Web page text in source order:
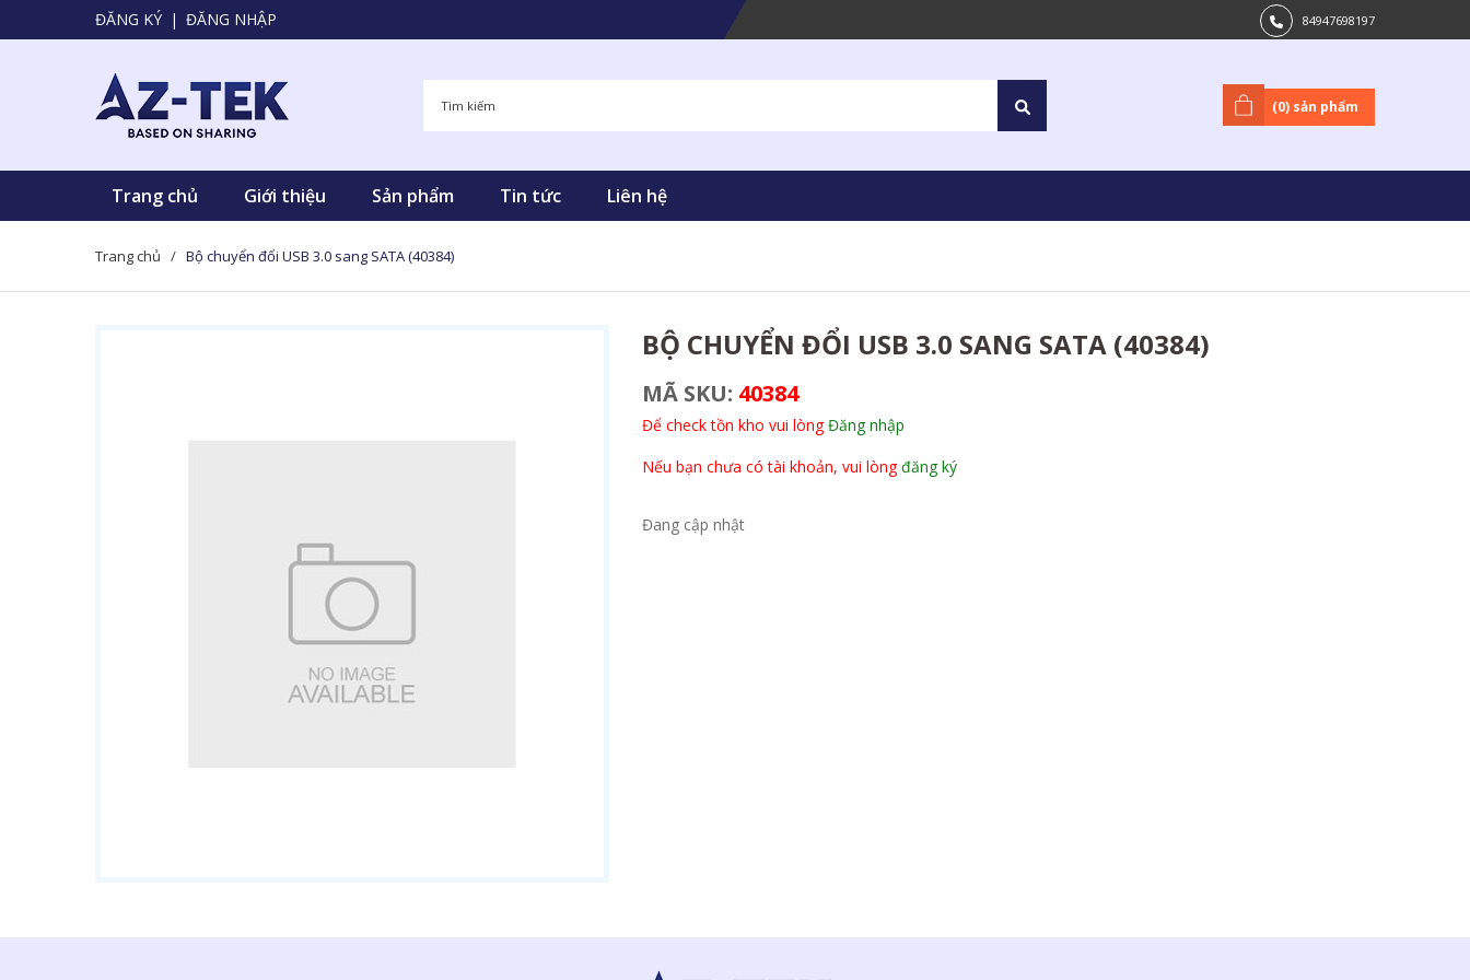
ĐĂNG KÝ | ĐĂNG NHẬP 84947698197
(0) sản phẩm
Trang chủ Giới thiệu Sản phẩm Tin tức Liên hệ
Trang chủ / Bộ chuyển đổi USB 3.0 sang SATA (40384)
BỘ CHUYỂN ĐỔI USB 3.0 SANG SATA (40384)
MÃ SKU: 40384
Để check tồn kho vui lòngĐăng nhập
Nếu bạn chưa có tài khoản, vui lòngđăng ký
Đang cập nhật